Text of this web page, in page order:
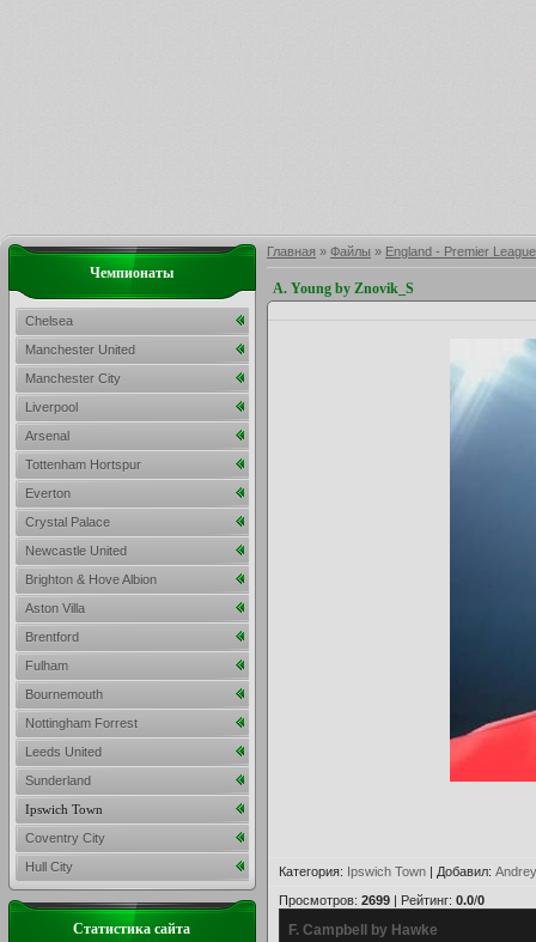
Главная » Файлы » England - Premier League
A. Young by Znovik_S
Категория: Ipswich Town | Добавил:
Просмотров: 2699 | Рейтинг: 0.0/0
F. Campbell by Hawke
Чемпионаты
Chelsea
Manchester United
Manchester City
Liverpool
Arsenal
Tottenham Hortspur
Everton
Crystal Palace
Newcastle United
Brighton & Hove Albion
Aston Villa
Brentford
Fulham
Bournemouth
Nottingham Forrest
Leeds United
Sunderland
Ipswich Town
Coventry City
Hull City
Статистика сайта